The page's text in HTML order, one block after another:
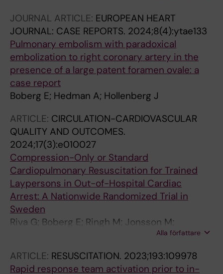
JOURNAL ARTICLE: EUROPEAN HEART
JOURNAL: CASE REPORTS. 2024;8(4):ytae133
Pulmonary embolism with paradoxical
embolization to right coronary artery in the
presence of a large patent foramen ovale: a
case report
Boberg E; Hedman A; Hollenberg J
ARTICLE: CIRCULATION-CARDIOVASCULAR
QUALITY AND OUTCOMES.
2024;17(3):e010027
Compression-Only or Standard
Cardiopulmonary Resuscitation for Trained
Laypersons in Out-of-Hospital Cardiac
Arrest: A Nationwide Randomized Trial in
Sweden
Riva G; Boberg E; Ringh M; Jonsson M;
Claesson A; Nord A; Rubertsson S; Blomberg
Svensson L; Andrell C; Herlitz J; Hollenberg J
Alla författare
ARTICLE: RESUSCITATION. 2023;193:109978
Rapid response team activation prior to in-